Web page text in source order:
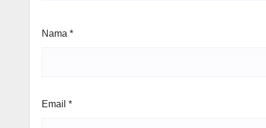
Nama *
Email *